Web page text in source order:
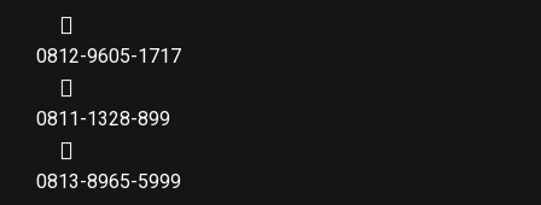
0812-9605-1717
0811-1328-899
0813-8965-5999